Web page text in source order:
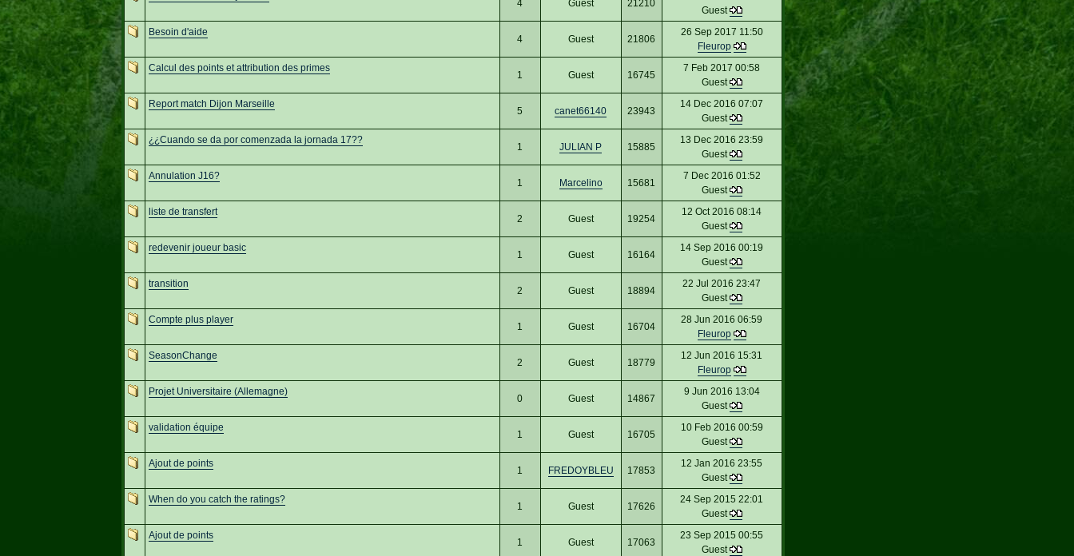
4 Guest 21210
Guest
Besoin d'aide
4 Guest 21806
26 Sep 2017 11:50
Fleurop
Calcul des points et attribution des primes
1 Guest 16745
7 Feb 2017 00:58
Guest
Report match Dijon Marseille
5 canet66140 23943
14 Dec 2016 07:07
Guest
¿¿Cuando se da por comenzada la jornada 17??
1 JULIAN P 15885
13 Dec 2016 23:59
Guest
Annulation J16?
1 Marcelino 15681
7 Dec 2016 01:52
Guest
liste de transfert
2 Guest 19254
12 Oct 2016 08:14
Guest
redevenir joueur basic
1 Guest 16164
14 Sep 2016 00:19
Guest
transition
2 Guest 18894
22 Jul 2016 23:47
Guest
Compte plus player
1 Guest 16704
28 Jun 2016 06:59
Fleurop
SeasonChange
2 Guest 18779
12 Jun 2016 15:31
Fleurop
Projet Universitaire (Allemagne)
0 Guest 14867
9 Jun 2016 13:04
Guest
validation équipe
1 Guest 16705
10 Feb 2016 00:59
Guest
Ajout de points
1 FREDOYBLEU 17853
12 Jan 2016 23:55
Guest
When do you catch the ratings?
1 Guest 17626
24 Sep 2015 22:01
Guest
Ajout de points
1 Guest 17063
23 Sep 2015 00:55
Guest